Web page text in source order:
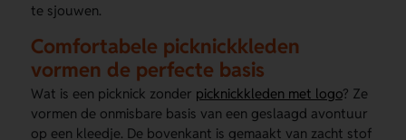
te sjouwen.
Comfortabele picknickkleden
vormen de perfecte basis
Wat is een picknick zonder picknickkleden met logo? Ze
vormen de onmisbare basis van een geslaagd avontuur
op een kleedje. De bovenkant is gemaakt van zacht stof